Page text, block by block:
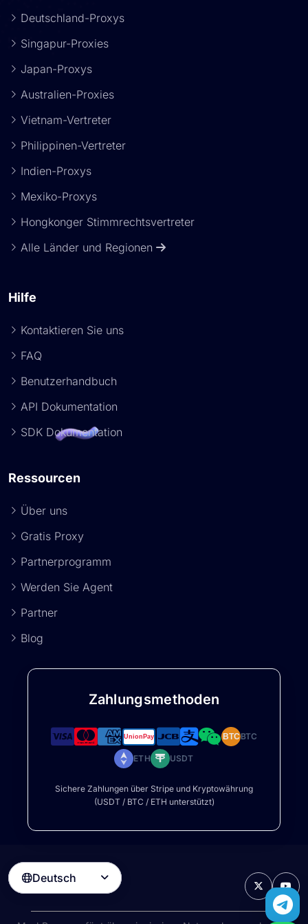
Deutschland-Proxys
Singapur-Proxies
Japan-Proxys
Australien-Proxies
Vietnam-Vertreter
Philippinen-Vertreter
Indien-Proxys
Mexiko-Proxys
Hongkonger Stimmrechtsvertreter
Alle Länder und Regionen
Hilfe
Kontaktieren Sie uns
FAQ
Benutzerhandbuch
API Dokumentation
SDK Dokumentation
Ressourcen
Über uns
Gratis Proxy
Partnerprogramm
Werden Sie Agent
Partner
Blog
Zahlungsmethoden
BTCBTC
ETH USDT
Sichere Zahlungen über Stripe und Kryptowährung
(USDT / BTC / ETH unterstützt)
Deutsch 